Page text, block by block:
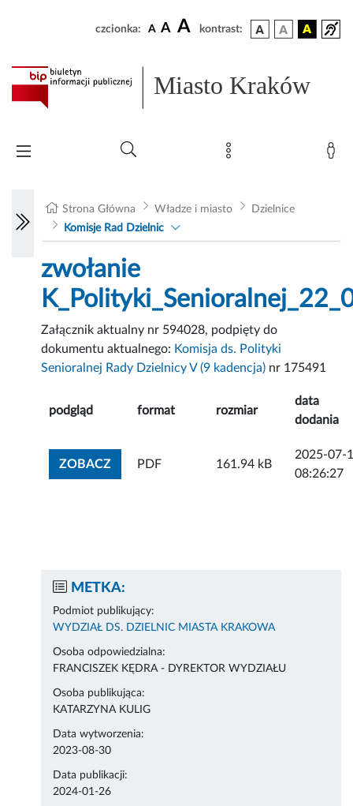
czcionka: A A A kontrast:
Miasto Kraków
Strona Główna Władze i miasto
Dzielnice
Komisje Rad Dzielnic
zwołanie
Załącznik aktualny nr 594028, podpięty do
dokumentu aktualnego: Komisja ds. Polityki
Senioralnej Rady Dzielnicy V (9 kadencja) nr 175491
podgląd format rozmiar
data
dodania
ZOBACZZOBACZ ZAŁĄCZNIK
PDF 161.94 kB
2025-07-
08:26:27
METKA:
Podmiot publikujący:
WYDZIAŁ DS. DZIELNIC MIASTA KRAKOWA
Osoba odpowiedzialna:
FRANCISZEK KĘDRA - DYREKTOR WYDZIAŁU
Osoba publikująca:
KATARZYNA KULIG
Data wytworzenia:
2023-08-30
Data publikacji:
2024-01-26